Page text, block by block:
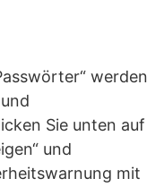
werden
Sie unten auf
und
mit